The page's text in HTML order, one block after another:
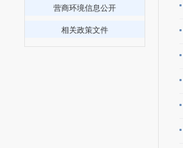
营商环境信息公开
相关政策文件